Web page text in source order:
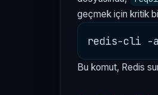
geçmek için kritik
Bu komut, Redis